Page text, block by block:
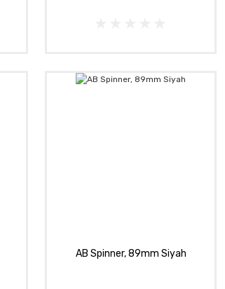
AB Spinner, 89mm Siyah